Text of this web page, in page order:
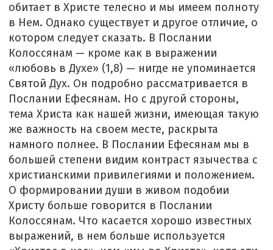
обитает в Христе телесно и мы имеем полноту
в Нем. Однако существует и другое отличие, о
котором следует сказать. В Послании
Колоссянам — кроме как в выражении
«любовь в Духе» (1,8) — нигде не упоминается
Святой Дух. Он подробно рассматривается в
Послании Ефесянам. Но с другой стороны,
тема Христа как нашей жизни, имеющая такую
же важность на своем месте, раскрыта
намного полнее. В Послании Ефесянам мы в
большей степени видим контраст язычества с
христианскими привилегиями и положением.
О формировании души в живом подобии
Христу больше говорится в Послании
Колоссянам. Что касается хорошо известных
выражений, в нем больше используется